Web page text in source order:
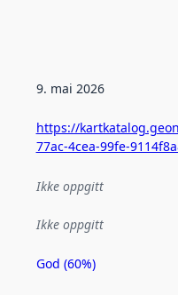
om
her
9. mai 2026
https://
77ac-4cea-99fe-
Ikke oppgitt
Ikke oppgitt
Metadatakvalitet
God (60%)